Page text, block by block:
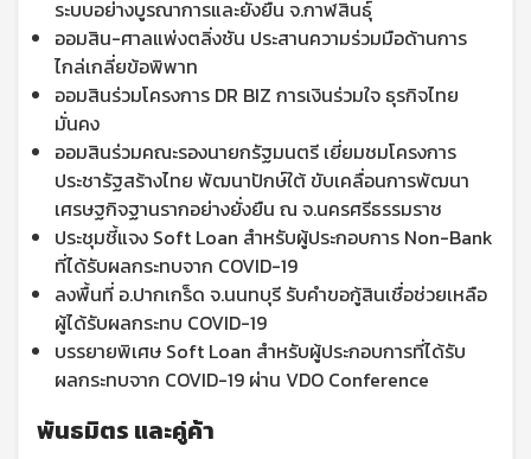
ระบบอย่างบูรณาการและยั่งยืน จ.กาฬสินธุ์
ออมสิน-ศาลแพ่งตลิ่งชัน ประสานความร่วมมือด้านการ
ไกล่เกลี่ยข้อพิพาท
ออมสินร่วมโครงการ DR BIZ การเงินร่วมใจ ธุรกิจไทย
มั่นคง
ออมสินร่วมคณะรองนายกรัฐมนตรี เยี่ยมชมโครงการ
ประชารัฐสร้างไทย พัฒนาปักษ์ใต้ ขับเคลื่อนการพัฒนา
เศรษฐกิจฐานรากอย่างยั่งยืน ณ จ.นครศรีธรรมราช
ประชุมชี้แจง Soft Loan สำหรับผู้ประกอบการ Non-Bank
ที่ได้รับผลกระทบจาก COVID-19
ลงพื้นที่ อ.ปากเกร็ด จ.นนทบุรี รับคำขอกู้สินเชื่อช่วยเหลือ
ผู้ได้รับผลกระทบ COVID-19
บรรยายพิเศษ Soft Loan สำหรับผู้ประกอบการที่ได้รับ
ผลกระทบจาก COVID-19 ผ่าน VDO Conference
พันธมิตร และคู่ค้า